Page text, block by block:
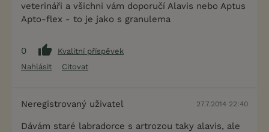
veterináři a všichni vám doporučí Alavis nebo Aptus
Apto-flex - to je jako s granulema
0
Kvalitní příspěvek
Nahlásit
Citovat
Neregistrovaný uživatel 27.7.2014 22:40
Dávám staré labradorce s artrozou taky alavis, ale